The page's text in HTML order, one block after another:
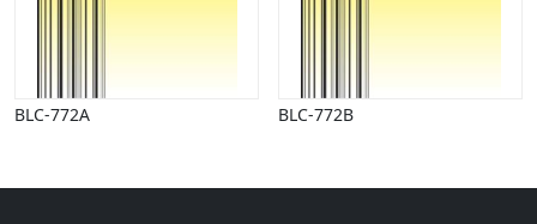
Lyd, billede
Marked, kræmmere
Mennesker
Natur
BLC-772A BLC-772B